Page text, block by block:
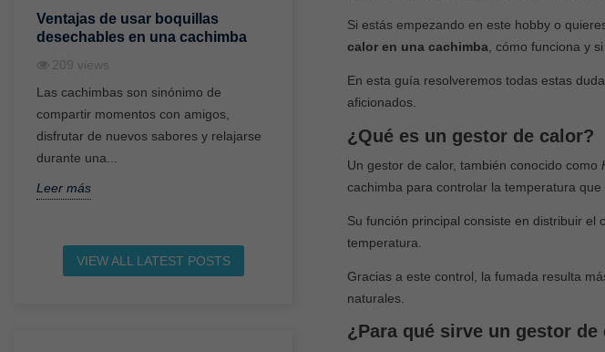
Ventajas de usar boquillas
desechables en una cachimba
209 views
Las cachimbas son sinónimo de
compartir momentos con amigos,
disfrutar de nuevos sabores y relajarse
durante una...
Leer más
¿Qué es un gestor de calor en
una cachimba y para qué sirve?
Uno de los accesorios que más ha
cachimbas en los últimos años es el
gestor de calor....
Leer más
para
224
VIEW ALL LATEST POSTS
Si estás empezando en este hobby o
calor en una cachimba, cómo funciona y
En esta guía resolveremos todas estas
aficionados.
¿Qué es un gestor de calor?
Un gestor de calor, también conocido como
cachimba para controlar la temperatura
Su función principal consiste en distribuir
temperatura.
Gracias a este control, la fumada resulta
naturales.
¿Para qué sirve un gestor de